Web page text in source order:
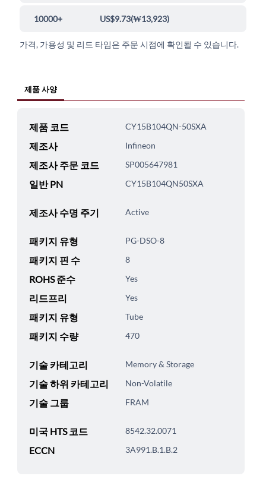
10000+ US$9.73(₩13,923)
가격, 가용성 및 리드 타임은 주문 시점에 확인될 수 있습니다.
제품 사양
제품 코드 CY15B104QN-50SXA
제조사 Infineon
제조사 주문 코드 SP005647981
일반 PN CY15B104QN50SXA
제조사 수명 주기 Active
패키지 유형 PG-DSO-8
패키지 핀 수 8
ROHS 준수 Yes
리드프리 Yes
패키지 유형 Tube
패키지 수량 470
기술 카테고리 Memory & Storage
기술 하위 카테고리 Non-Volatile
기술 그룹 FRAM
미국 HTS 코드 8542.32.0071
ECCN 3A991.B.1.B.2